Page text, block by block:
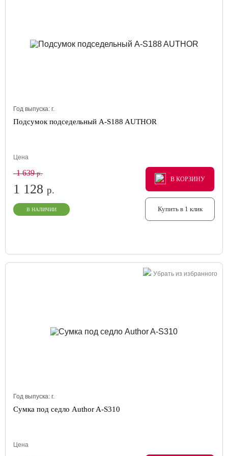
Год выпуска: г.
Подсумок подседельный A-S188 AUTHOR
Цена
1 639р.
1 128 р.
В НАЛИЧИИ
В КОРЗИНУ
В КОРЗИНУ
В КОРЗИНУ
Купить в 1 клик
Убрать из избранного
Год выпуска: г.
Сумка под седло Author A-S310
Цена